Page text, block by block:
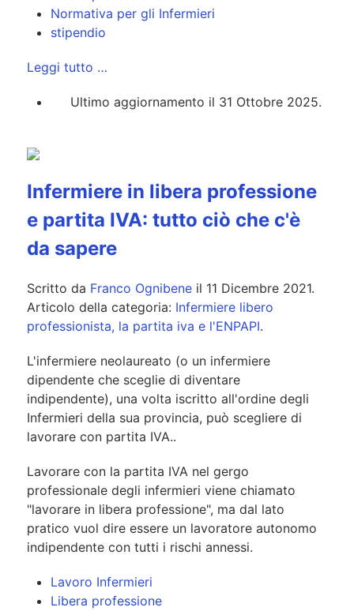
Normativa per gli Infermieri
stipendio
Leggi tutto …
Ultimo aggiornamento il 31 Ottobre 2025.
Infermiere in libera professione
e partita IVA: tutto ciò che c'è
da sapere
Scritto da Franco Ognibene il 11 Dicembre 2021.
Articolo della categoria: Infermiere libero
professionista, la partita iva e l'ENPAPI.
L'infermiere neolaureato (o un infermiere
dipendente che sceglie di diventare
indipendente), una volta iscritto all'ordine degli
Infermieri della sua provincia, può scegliere di
lavorare con partita IVA..
Lavorare con la partita IVA nel gergo
professionale degli infermieri viene chiamato
"lavorare in libera professione", ma dal lato
pratico vuol dire essere un lavoratore autonomo
indipendente con tutti i rischi annessi.
Lavoro Infermieri
Libera professione